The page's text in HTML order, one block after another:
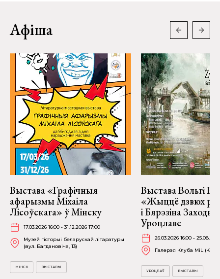
Афіша
Выстава «Графічныя
афарызмы Міхаіла
Лісоўскага» ў Мінску
17.03.2026 16:00 - 31.12.2026 17:00
Музей гісторыі беларускай літаратуры
(вул. Багдановіча, 13)
МІНСК ВЫСТАВЫ
Выстава Вольгі
«Жыццё дзвюх
і Бярэзіна
Уроцлаве
26.03.2026 16:00 -
Галерэя Клуба MiL
УРОЦЛАЎ ВЫСТАВЫ